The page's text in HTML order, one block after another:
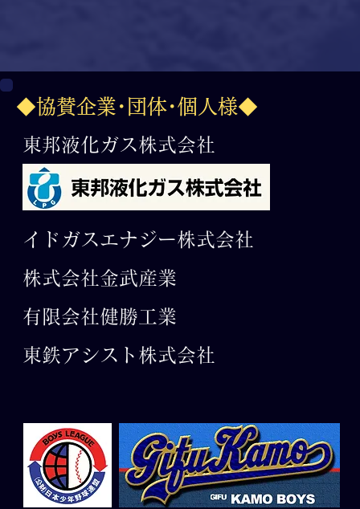
◆協賛企業･団体･個人様◆
東邦液化ガス株式会社
イドガスエナジー株式会社
株式会社金武産業
有限会社​健勝工業
東鉄アシスト株式会社